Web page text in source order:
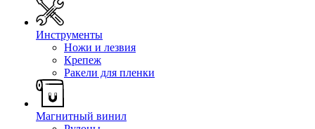
Инструменты
Ножи и лезвия
Крепеж
Ракели для пленки
Магнитный винил